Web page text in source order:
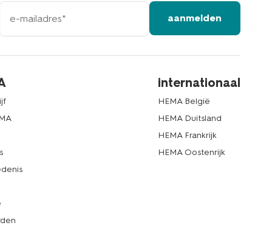
e-
mailadres
aanmelden
internationaal
HEMA België
HEMA Duitsland
HEMA Frankrijk
HEMA Oostenrijk